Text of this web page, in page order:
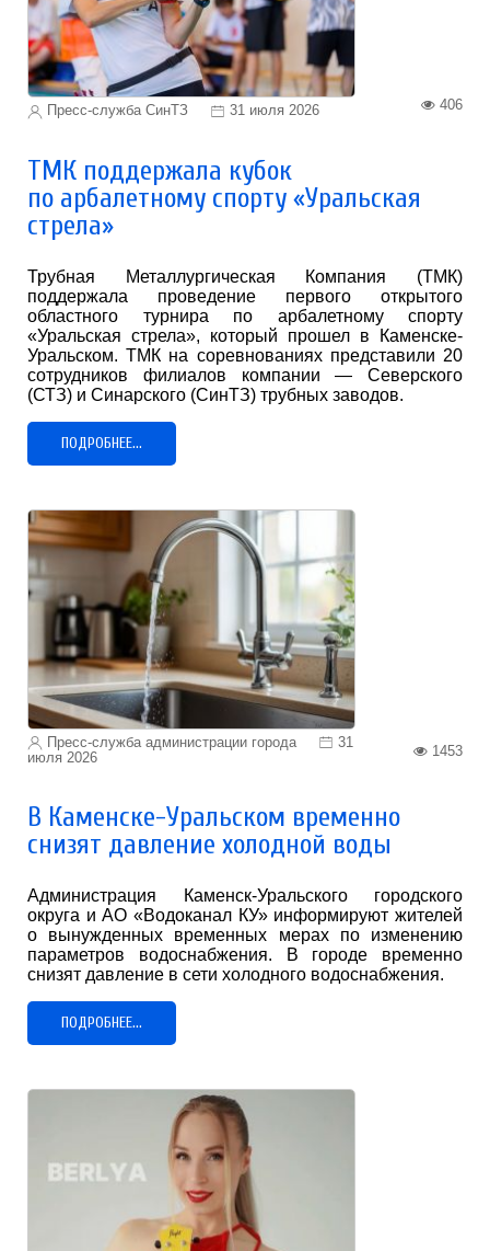
Пресс-служба СинТЗ 31 июля 2026 406
ТМК поддержала кубок
по арбалетному спорту «Уральская
стрела»
Трубная Металлургическая Компания (ТМК)
поддержала проведение первого открытого
областного турнира по арбалетному спорту
«Уральская стрела», который прошел в Каменске-
Уральском. ТМК на соревнованиях представили 20
сотрудников филиалов компании — Северского
(СТЗ) и Синарского (СинТЗ) трубных заводов.
ПОДРОБНЕЕ...
Пресс-служба администрации города
31
июля 2026
1453
В Каменске-Уральском временно
снизят давление холодной воды
Администрация Каменск-Уральского городского
округа и АО «Водоканал КУ» информируют жителей
о вынужденных временных мерах по изменению
параметров водоснабжения. В городе временно
снизят давление в сети холодного водоснабжения.
ПОДРОБНЕЕ...